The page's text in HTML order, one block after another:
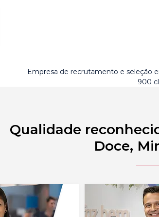
Empresa de recrutamento e seleção
900
Qualidade
Doce,